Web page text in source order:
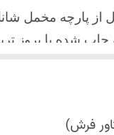
پارچه مخمل
و چاپ شده با بروز
با کش
فرش)